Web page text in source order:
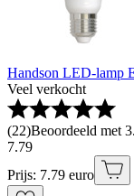
Handson LED-lamp
Veel verkocht
(22)Beoordeeld met
7.79
Prijs: 7.79 euro